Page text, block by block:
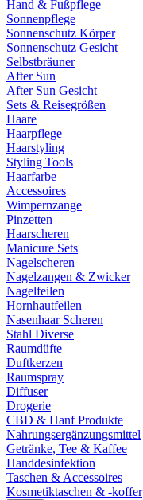
Hand & Fußpflege
Sonnenpflege
Sonnenschutz Körper
Sonnenschutz Gesicht
Selbstbräuner
After Sun
After Sun Gesicht
Sets & Reisegrößen
Haare
Haarpflege
Haarstyling
Styling Tools
Haarfarbe
Accessoires
Wimpernzange
Pinzetten
Haarscheren
Manicure Sets
Nagelscheren
Nagelzangen & Zwicker
Nagelfeilen
Hornhautfeilen
Nasenhaar Scheren
Stahl Diverse
Raumdüfte
Duftkerzen
Raumspray
Diffuser
Drogerie
CBD & Hanf Produkte
Nahrungsergänzungsmittel
Getränke, Tee & Kaffee
Handdesinfektion
Taschen & Accessoires
Kosmetiktaschen & -koffer